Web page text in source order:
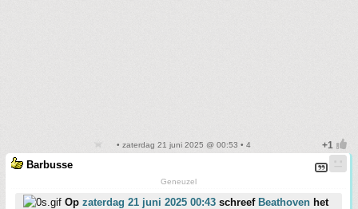
• zaterdag 21 juni 2025 @ 00:53 • 4
Barbusse
Geneuzel
Op zaterdag 21 juni 2025 00:43 schreef Beathoven het